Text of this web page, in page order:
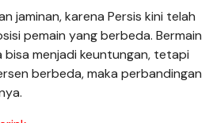
jaminan, karena Persis kini telah
pemain yang berbeda. Bermain
bisa menjadi keuntungan, tetapi
berbeda, maka perbandingan